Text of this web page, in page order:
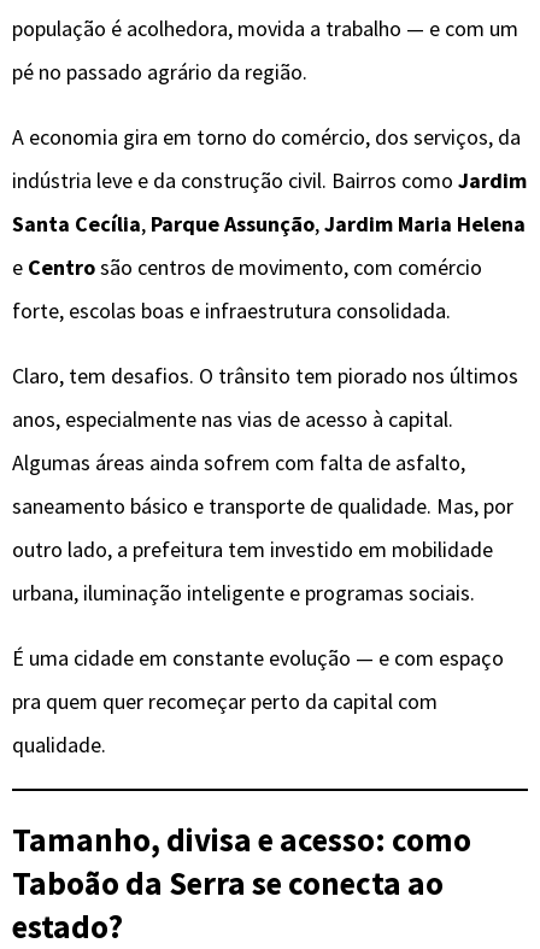
população é acolhedora, movida a trabalho — e com um
pé no passado agrário da região.
A economia gira em torno do comércio, dos serviços, da
indústria leve e da construção civil. Bairros como Jardim
Santa Cecília, Parque Assunção,Jardim Maria Helena
e Centrosão centros de movimento, com comércio
forte, escolas boas e infraestrutura consolidada.
Claro, tem desafios. O trânsito tem piorado nos últimos
anos, especialmente nas vias de acesso à capital.
Algumas áreas ainda sofrem com falta de asfalto,
saneamento básico e transporte de qualidade. Mas, por
outro lado, a prefeitura tem investido em mobilidade
urbana, iluminação inteligente e programas sociais.
É uma cidade em constante evolução — e com espaço
pra quem quer recomeçar perto da capital com
qualidade.
Tamanho, divisa e acesso: como
Taboão da Serra se conecta ao
estado?